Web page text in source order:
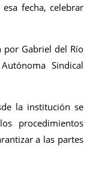
fecha, celebrar
por Gabriel del Río
Sindical
la institución se
procedimientos
a las partes